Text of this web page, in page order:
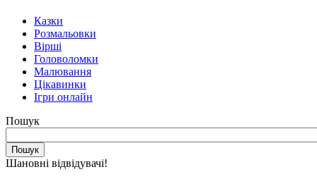
Казки
Розмальовки
Вірші
Головоломки
Малювання
Цікавинки
Ігри онлайн
Пошук
Шановні відвідувачі!